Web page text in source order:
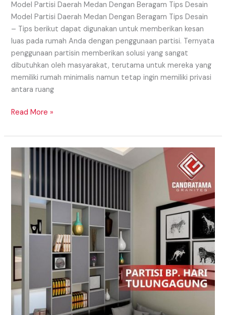
Model Partisi Daerah Medan Dengan Beragam Tips Desain
Model Partisi Daerah Medan Dengan Beragam Tips Desain
– Tips berikut dapat digunakan untuk memberikan kesan
luas pada rumah Anda dengan penggunaan partisi. Ternyata
penggunaan partisin memberikan solusi yang sangat
dibutuhkan oleh masyarakat, terutama untuk mereka yang
memiliki rumah minimalis namun tetap ingin memiliki privasi
antara ruang
Read More »
Daerah
Catching
Untuk
Ruangan
Anda